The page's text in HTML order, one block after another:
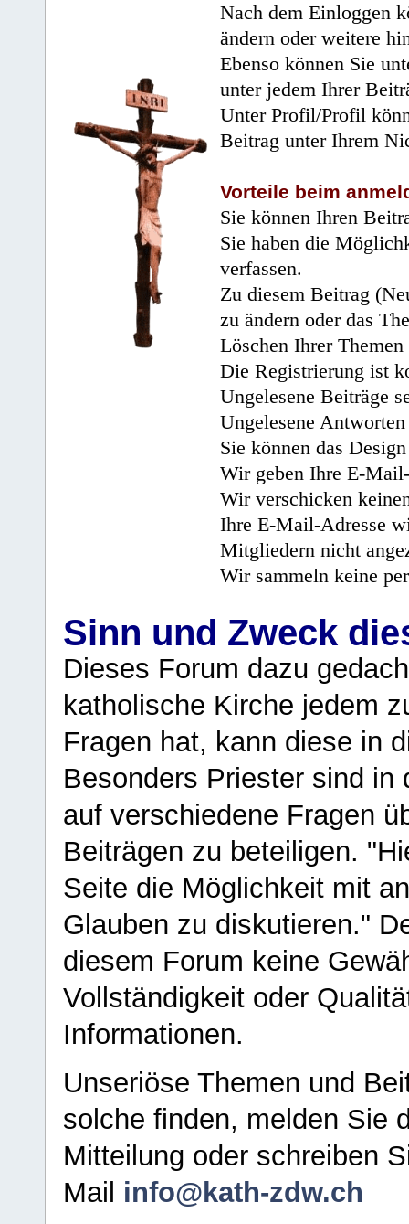
Nach dem Einloggen
ändern oder weitere
Ebenso können Sie
unter jedem Ihrer
Unter Profil/Profil
Beitrag unter Ihrem
Vorteile beim
Sie können Ihren
Sie haben die
verfassen.
Zu diesem Beitrag
zu ändern oder das
Löschen Ihrer
Die Registrierung ist
Ungelesene Beiträge
Ungelesene
Sie können das
Wir geben Ihre E-
Wir verschicken
Ihre E-Mail-Adresse
Mitgliedern nicht
Wir sammeln keine
Sinn und Zweck
Dieses Forum dazu
katholische Kirche jedem
Fragen hat, kann diese in
Besonders Priester sind in
auf verschiedene Fragen
Beiträgen zu beteiligen.
Seite die Möglichkeit mit
Glauben zu diskutieren."
diesem Forum keine
Vollständigkeit oder
Informationen.
Unseriöse Themen und
solche finden, melden Sie
Mitteilung oder schreiben
Mail info@kath-zdw.ch